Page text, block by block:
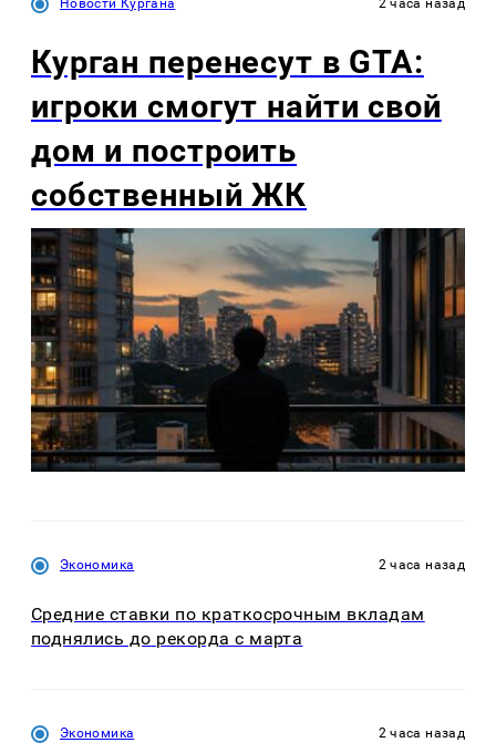
Новости Кургана 2 часа назад
Курган перенесут в GTA:
игроки смогут найти свой
дом и построить
собственный ЖК
Экономика 2 часа назад
Средние ставки по краткосрочным вкладам
поднялись до рекорда с марта
Экономика 2 часа назад